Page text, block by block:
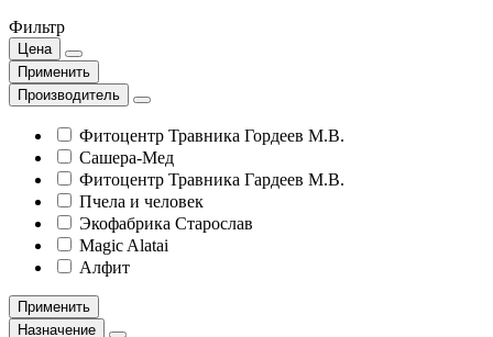
Фильтр
Цена
Применить
Производитель
Фитоцентр Травника Гордеев М.В.
Сашера-Мед
Фитоцентр Травника Гардеев М.В.
Пчела и человек
Экофабрика Старослав
Magic Alatai
Алфит
Применить
Назначение